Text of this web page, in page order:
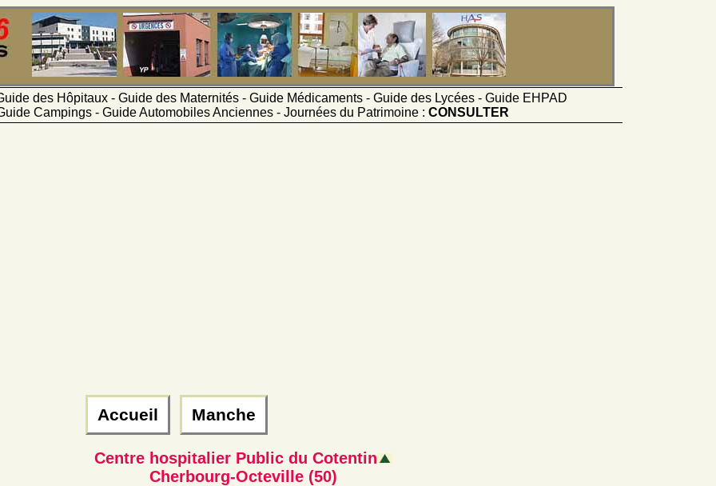
des Hôpitaux - Guide des Maternités - Guide Médicaments - Guide des Lycées - Guide EHPAD
Campings - Guide Automobiles Anciennes - Journées du Patrimoine : CONSULTER
Accueil Manche
Centre hospitalier Public du Cotentin
Cherbourg-Octeville (50)